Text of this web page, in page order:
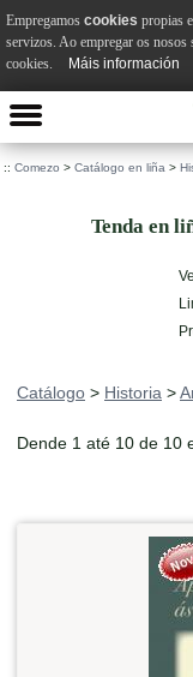
:: Comezo > Catálogo en liña >
Tenda en
Catálogo > Historia >
Dende 1 até 10 de 10
Empregamos cookies propias
servizos. Ao empregar os nosos
cookies.
Máis información